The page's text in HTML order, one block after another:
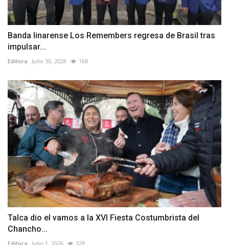
Banda linarense Los Remembers regresa de Brasil tras
impulsar...
Editora Julio 30, 2026 168
Talca dio el vamos a la XVI Fiesta Costumbrista del
Chancho...
Editora Julio 1, 2026 328